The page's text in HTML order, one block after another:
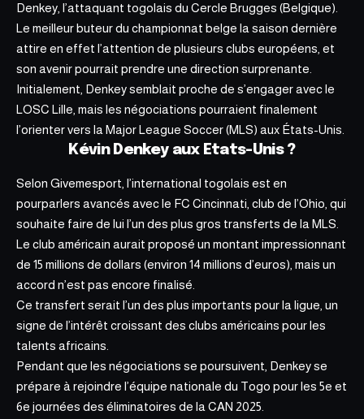
Denkey, l’attaquant togolais du Cercle Brugges (Belgique).
Le meilleur buteur du championnat belge la saison dernière
attire en effet l’attention de plusieurs clubs européens, et
son avenir pourrait prendre une direction surprenante.
Initialement, Denkey semblait proche de s’engager avec le
LOSC Lille, mais les négociations pourraient finalement
l’orienter vers la Major League Soccer (MLS) aux États-Unis.
Kévin Denkey aux Etats-Unis ?
Selon Givemesport, l’international togolais est en
pourparlers avancés avec le FC Cincinnati, club de l’Ohio, qui
souhaite faire de lui l’un des plus gros transferts de la MLS.
Le club américain aurait proposé un montant impressionnant
de 15 millions de dollars (environ 14 millions d’euros), mais un
accord n’est pas encore finalisé.
Ce transfert serait l’un des plus importants pour la ligue, un
signe de l’intérêt croissant des clubs américains pour les
talents africains.
Pendant que les négociations se poursuivent, Denkey se
prépare à rejoindre l’équipe nationale du Togo pour les 5e et
6e journées des éliminatoires de la CAN 2025